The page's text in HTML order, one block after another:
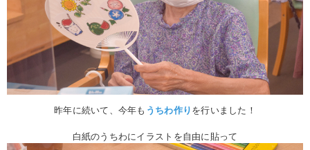
昨年に続いて、今年も うちわ作り を行いました！
白紙のうちわにイラストを自由に貼って